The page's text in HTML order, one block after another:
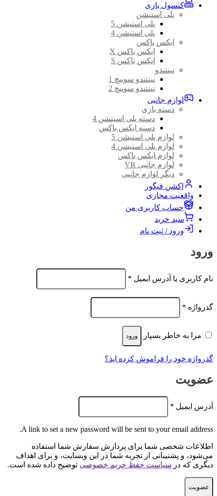
کنسول بازی
پلی استیشن
پلی استیشن 5
پلی استیشن 4
ایکس باکس
ایکس باکس X
ایکس باکس S
نینتندو
نینتندو سوییچ 1
نینتندو سوییچ 2
لوازم جانبی
دسته بازی
دسته پلی اسیتشن 4
دسته ایکس باکس
لوازم پلی استیشن 5
لوازم پلی استیشن 4
لوازم ایکس باکس
لوازم جانبی VR
دیگر لوازم جانبی
اکشن فیگور
واقعیت مجازی
حساب کاربری من
سبد خرید
ورود / ثبت نام
ورود
نام کاربری یا آدرس ایمیل *
الزامی
گذرواژه *
الزامی
مرا به خاطر بسپار ورود
گذرواژه خود را فراموش کرده اید؟
عضویت
آدرس ایمیل *
الزامی
A link to set a new password will be sent to your email address.
اطلاعات شخصی شما برای پردازش سفارش شما استفاده
می‌شود، و پشتیبانی از تجربه شما در این وبسایت، و برای اهداف
دیگری که در سیاست حفظ حریم خصوصی توضیح داده شده است.
عضویت